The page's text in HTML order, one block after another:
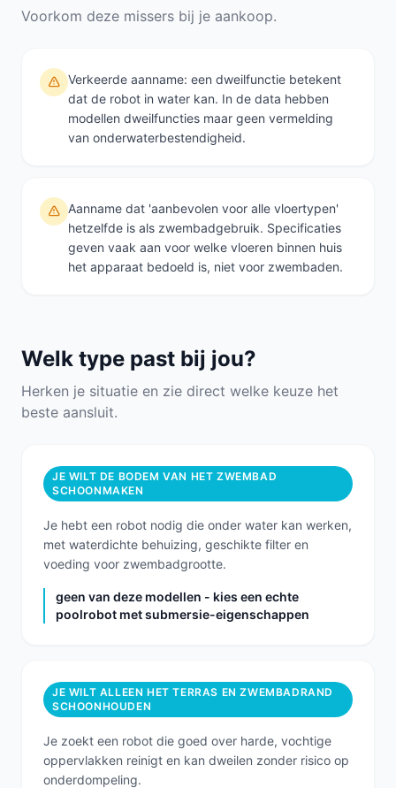
Voorkom deze missers bij je aankoop.
Verkeerde aanname: een dweilfunctie betekent
dat de robot in water kan. In de data hebben
modellen dweilfuncties maar geen vermelding
van onderwaterbestendigheid.
Aanname dat 'aanbevolen voor alle vloertypen'
hetzelfde is als zwembadgebruik. Specificaties
geven vaak aan voor welke vloeren binnen huis
het apparaat bedoeld is, niet voor zwembaden.
Welk type past bij jou?
Herken je situatie en zie direct welke keuze het
beste aansluit.
JE WILT DE BODEM VAN HET ZWEMBAD
SCHOONMAKEN
Je hebt een robot nodig die onder water kan werken,
met waterdichte behuizing, geschikte filter en
voeding voor zwembadgrootte.
geen van deze modellen - kies een echte
poolrobot met submersie-eigenschappen
JE WILT ALLEEN HET TERRAS EN ZWEMBADRAND
SCHOONHOUDEN
Je zoekt een robot die goed over harde, vochtige
oppervlakken reinigt en kan dweilen zonder risico op
onderdompeling.